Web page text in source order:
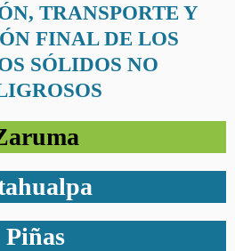
TRANSPORTE Y
FINAL DE LOS
SÓLIDOS NO
Piñas